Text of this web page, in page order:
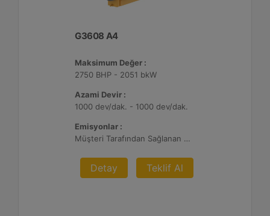
G3608 A4
Maksimum Değer :
2750 BHP - 2051 bkW
Azami Devir :
1000 dev/dak. - 1000 dev/dak.
Emisyonlar :
Müşteri Tarafından Sağlanan Atık Arıtma ile NSPS Saha Uyumluluğuna Sahiptir, 0,3 g ve 0,5 g/bhp-sa. NOx
Detay Teklif Al